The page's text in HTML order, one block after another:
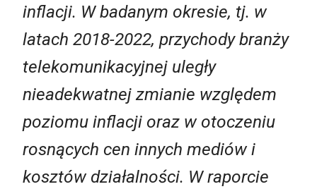
inflacji. W badanym okresie, tj. w
latach 2018-2022, przychody branży
telekomunikacyjnej uległy
nieadekwatnej zmianie względem
poziomu inflacji oraz w otoczeniu
rosnących cen innych mediów i
kosztów działalności. W raporcie